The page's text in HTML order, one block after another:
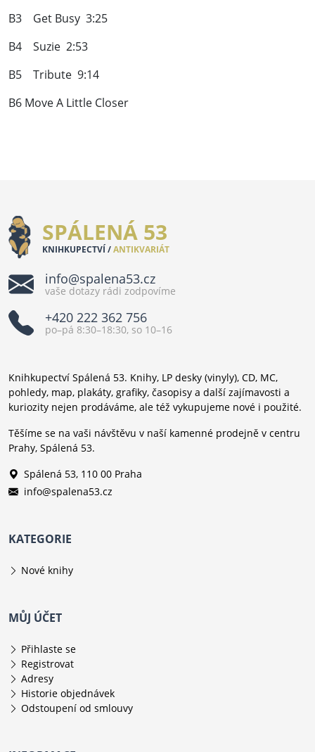
B3 Get Busy 3:25
B4 Suzie 2:53
B5 Tribute 9:14
B6 Move A Little Closer
SPÁLENÁ 53
KNIHKUPECTVÍ /ANTIKVARIÁT
info@spalena53.cz
vaše dotazy rádi zodpovíme
+420 222 362 756
po–pá 8:30–18:30, so 10–16
Knihkupectví Spálená 53. Knihy, LP desky (vinyly), CD, MC,
pohledy, map, plakáty, grafiky, časopisy a další zajímavosti a
kuriozity nejen prodáváme, ale též vykupujeme nové i použité.
Těšíme se na vaši návštěvu v naší kamenné prodejně v centru
Prahy, Spálená 53.
Spálená 53, 110 00 Praha
info@spalena53.cz
KATEGORIE
Nové knihy
MŮJ ÚČET
Přihlaste se
Registrovat
Adresy
Historie objednávek
Odstoupení od smlouvy